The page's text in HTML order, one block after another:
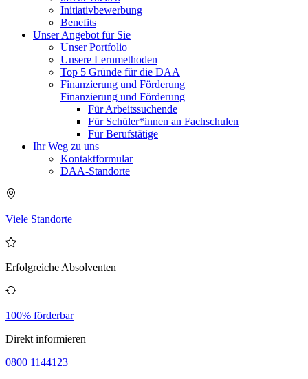
Initiativbewerbung
Benefits
Unser Angebot für Sie
Unser Portfolio
Unsere Lernmethoden
Top 5 Gründe für die DAA
Finanzierung und Förderung
Finanzierung und Förderung
Für Arbeitssuchende
Für Schüler*innen an Fachschulen
Für Berufstätige
Ihr Weg zu uns
Kontaktformular
DAA-Standorte
Viele Standorte
Erfolgreiche Absolventen
100% förderbar
Direkt informieren
0800 1144123